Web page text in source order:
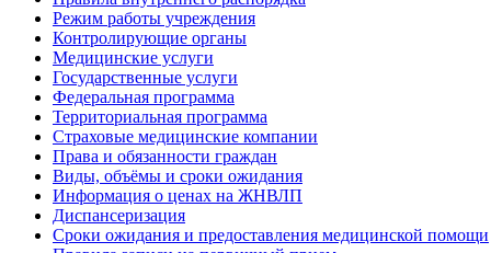
Режим работы учреждения
Контролирующие органы
Медицинские услуги
Государственные услуги
Федеральная программа
Территориальная программа
Страховые медицинские компании
Права и обязанности граждан
Виды, объёмы и сроки ожидания
Информация о ценах на ЖНВЛП
Диспансеризация
Сроки ожидания и предоставления медицинской помощи